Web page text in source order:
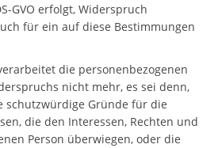
GVO erfolgt, Widerspruch
für ein auf diese Bestimmungen
die personenbezogenen
nicht mehr, es sei denn,
schutzwürdige Gründe für die
die den Interessen, Rechten und
Person überwiegen, oder die